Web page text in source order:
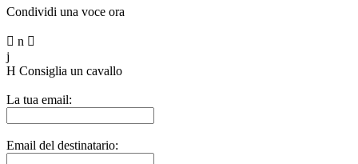
Condividi una voce ora
 n 
j
H Consiglia un cavallo
La tua email:
Email del destinatario: